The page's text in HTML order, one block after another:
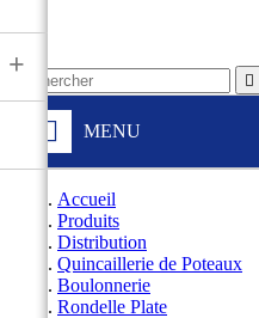

MENU
+
Accueil
Produits
Distribution
Quincaillerie de Poteaux
Boulonnerie
Rondelle Plate